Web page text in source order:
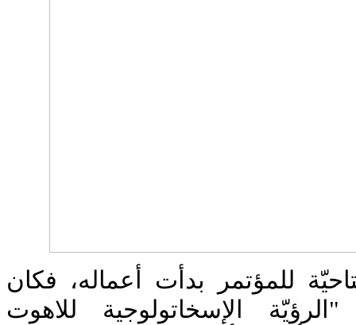
للمؤتمر بدأت أعماله، فكان
الإسخاتولوجية للاهوت